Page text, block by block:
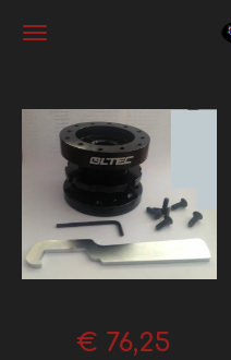
Ga
hoofdinhoud
€ 76,25